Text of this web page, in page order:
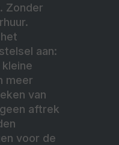
Zonder
aan:
meer
van
aftrek
voor de